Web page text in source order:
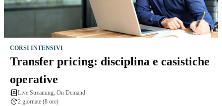
CORSI INTENSIVI
Transfer pricing: disciplina e casistiche
operative
Live Streaming, On Demand
2 giornate (8 ore)